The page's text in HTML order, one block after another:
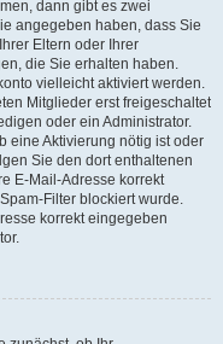
dann gibt es zwei
angegeben haben, dass Sie
Eltern oder Ihrer
die Sie erhalten haben.
vielleicht aktiviert werden.
Mitglieder erst freigeschaltet
oder ein Administrator.
eine Aktivierung nötig ist oder
Sie den dort enthaltenen
E-Mail-Adresse korrekt
Filter blockiert wurde.
korrekt eingegeben